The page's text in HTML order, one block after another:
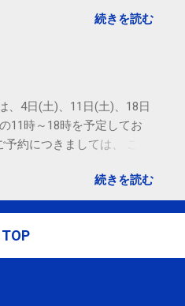
マフィジカルコンディショ
. To stop receiving these
Inc., 1600 Amphitheatre
94043, United States
続きを読む
、4日(土)、11日(土)、18日
11時～18時を予定してお
予約につきましては、 こち
がありますので、ご予約、
はSMS（ショートメッセ
続きを読む